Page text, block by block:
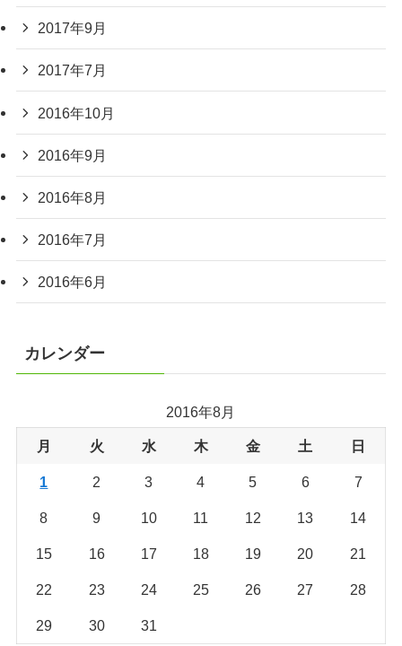
2017年9月
2017年7月
2016年10月
2016年9月
2016年8月
2016年7月
2016年6月
カレンダー
2016年8月
月 火 水 木 金 土 日
1 2 3 4 5 6 7
8 9 10 11 12 13 14
15 16 17 18 19 20 21
22 23 24 25 26 27 28
29 30 31